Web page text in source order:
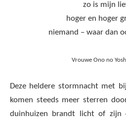
zo is mijn
hoger en hoger
niemand – waar dan
Vrouwe Ono no
Deze heldere stormnacht met
komen steeds meer sterren
duinhuizen brandt licht of zijn